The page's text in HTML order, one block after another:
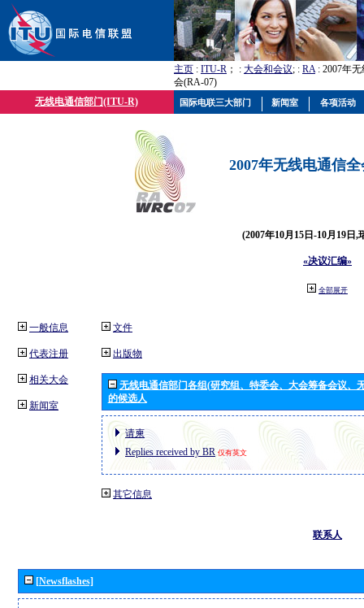
主页 : ITU-R ； : 大会和会议; : RA: 2007年
会(RA-07)
无线电通信部门(ITU-R)
2007年无线电通信
(2007年10月15日-10月19日,
«决议汇编»
全部展开
一般信息
代表注册
相关大会
新闻室
文件
出版物
无线电通信部门各组(研究组、特委会、大会筹备会议、
的候选人
请柬
Replies received by BR 仅有英文
其它信息
联系人
[Newsflashes]
国际电联三大部门 新闻室 各项活动